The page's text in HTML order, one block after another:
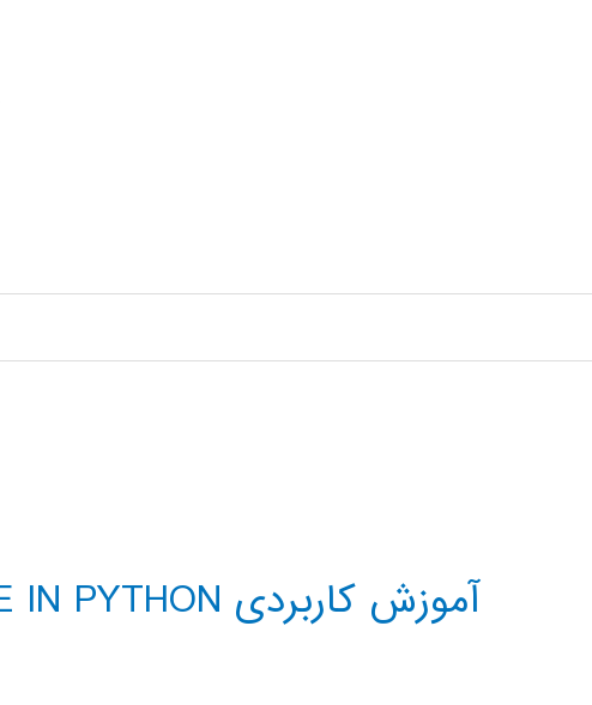
آموزش کاربردی DECISION TREE IN PYTHON